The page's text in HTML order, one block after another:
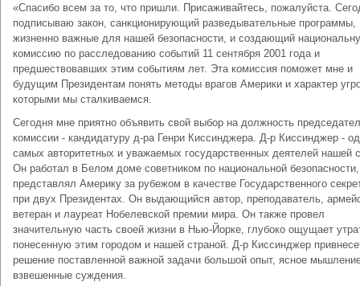
«Спасибо всем за то, что пришли. Присаживайтесь, пожалуйста.
подписываю закон, санкционирующий разведывательные программы,
жизненно важные для нашей безопасности, и создающий
комиссию по расследованию событий 11 сентября 2001 года и
предшествовавших этим событиям лет. Эта комиссия поможет мне и
будущим Президентам понять методы врагов Америки и характер
которыми мы сталкиваемся.
Сегодня мне приятно объявить свой выбор на должность
комиссии - кандидатуру д-ра Генри Киссинджера. Д-р Киссинджер -
самых авторитетных и уважаемых государственных деятелей нашей
Он работал в Белом доме советником по национальной безопасности,
представлял Америку за рубежом в качестве Государственного
при двух Президентах. Он выдающийся автор, преподаватель,
ветеран и лауреат Нобелевской премии мира. Он также провел
значительную часть своей жизни в Нью-Йорке, глубоко ощущает
понесенную этим городом и нашей страной. Д-р Киссинджер
решение поставленной важной задачи большой опыт, ясное
взвешенные суждения.